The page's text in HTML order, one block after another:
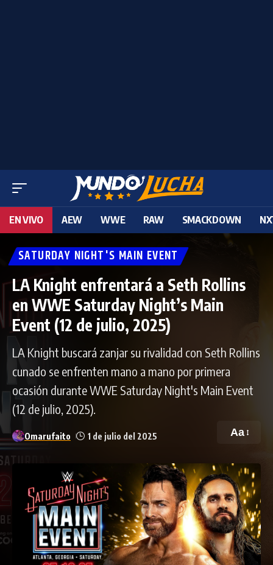
EN VIVO AEW WWE RAW SMACKDOWN
SATURDAY NIGHT'S MAIN EVENT
LA Knight enfrentará a Seth Rollins
en WWE Saturday Night’s Main
Event (12 de julio, 2025)
LA Knight buscará zanjar su rivalidad con Seth Rollins
cunado se enfrenten mano a mano por primera
ocasión durante WWE Saturday Night's Main Event
(12 de julio, 2025).
Omarufaito 1 de julio del 2025 Aa